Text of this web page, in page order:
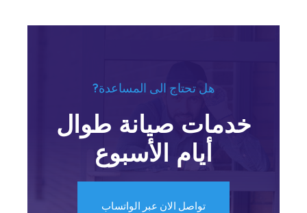
هل تحتاج الى المساعدة?
خدمات صيانة طوال
أيام الأسبوع
تواصل الان عبر الواتساب